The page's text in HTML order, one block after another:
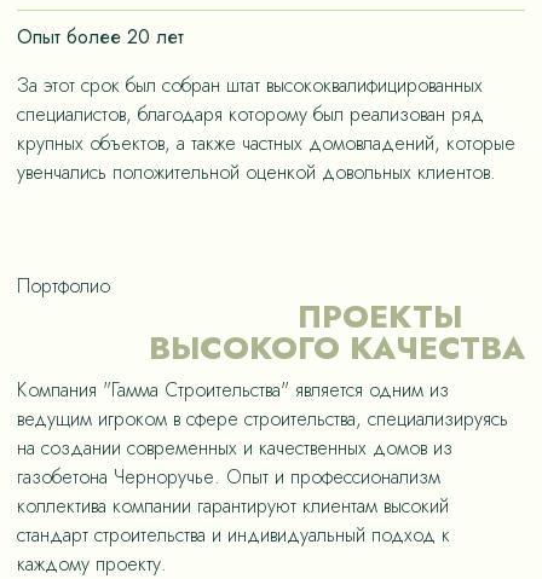
Опыт более 20 лет
За этот срок был собран штат высококвалифицированных
специалистов, благодаря которому был реализован ряд
крупных объектов, а также частных домовладений, которые
увенчались положительной оценкой довольных клиентов.
Портфолио
ПРОЕКТЫ
ВЫСОКОГО КАЧЕСТВА
Компания "Гамма Строительства" является одним из
ведущим игроком в сфере строительства, специализируясь
на создании современных и качественных домов из
газобетона Черноручье. Опыт и профессионализм
коллектива компании гарантируют клиентам высокий
стандарт строительства и индивидуальный подход к
каждому проекту.